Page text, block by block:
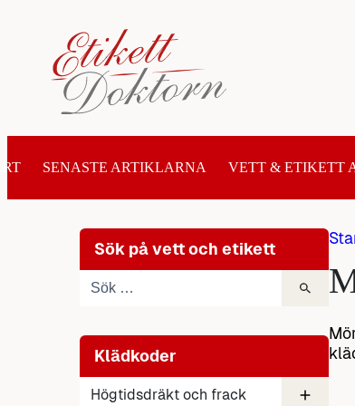
innehåll
SENASTE ARTIKLARNA VETT & ETIKETT
Sök på vett och etikett
Klädkoder
Högtidsdräkt och frack